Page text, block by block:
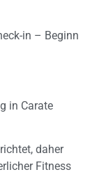
in – Beginn
in Carate
daher
Fitness